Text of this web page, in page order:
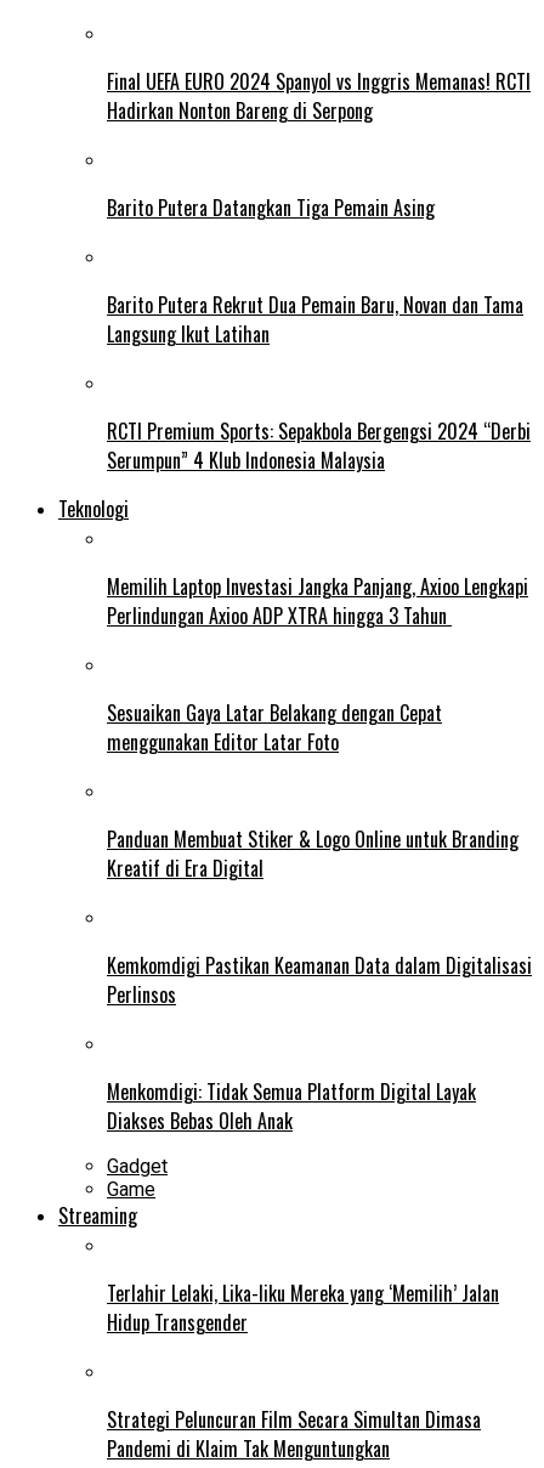
Final UEFA EURO 2024 Spanyol vs Inggris Memanas! RCTI
Hadirkan Nonton Bareng di Serpong
Barito Putera Datangkan Tiga Pemain Asing
Barito Putera Rekrut Dua Pemain Baru, Novan dan Tama
Langsung Ikut Latihan
RCTI Premium Sports: Sepakbola Bergengsi 2024 “Derbi
Serumpun” 4 Klub Indonesia Malaysia
Teknologi
Memilih Laptop Investasi Jangka Panjang, Axioo Lengkapi
Perlindungan Axioo ADP XTRA hingga 3 Tahun
Sesuaikan Gaya Latar Belakang dengan Cepat
menggunakan Editor Latar Foto
Panduan Membuat Stiker & Logo Online untuk Branding
Kreatif di Era Digital
Kemkomdigi Pastikan Keamanan Data dalam Digitalisasi
Perlinsos
Menkomdigi: Tidak Semua Platform Digital Layak
Diakses Bebas Oleh Anak
Gadget
Game
Streaming
Terlahir Lelaki, Lika-liku Mereka yang ‘Memilih’ Jalan
Hidup Transgender
Strategi Peluncuran Film Secara Simultan Dimasa
Pandemi di Klaim Tak Menguntungkan